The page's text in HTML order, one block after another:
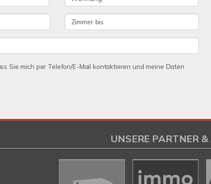
Sie mich per Telefon/E-Mail kontaktieren und meine Daten
UNSERE PARTNER